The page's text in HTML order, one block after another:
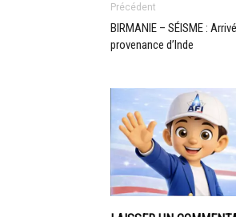
Précédent
BIRMANIE – SÉISME :
provenance d’Inde